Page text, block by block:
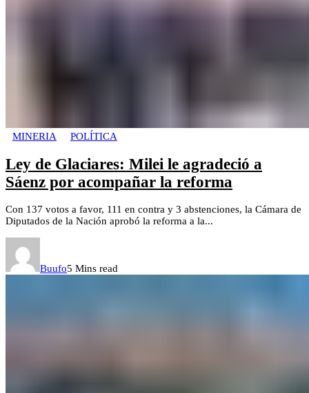
MINERIA POLÍTICA
Ley de Glaciares: Milei le agradeció a
Sáenz por acompañar la reforma
Con 137 votos a favor, 111 en contra y 3 abstenciones, la Cámara de
Diputados de la Nación aprobó la reforma a la...
Buufo5 Mins read